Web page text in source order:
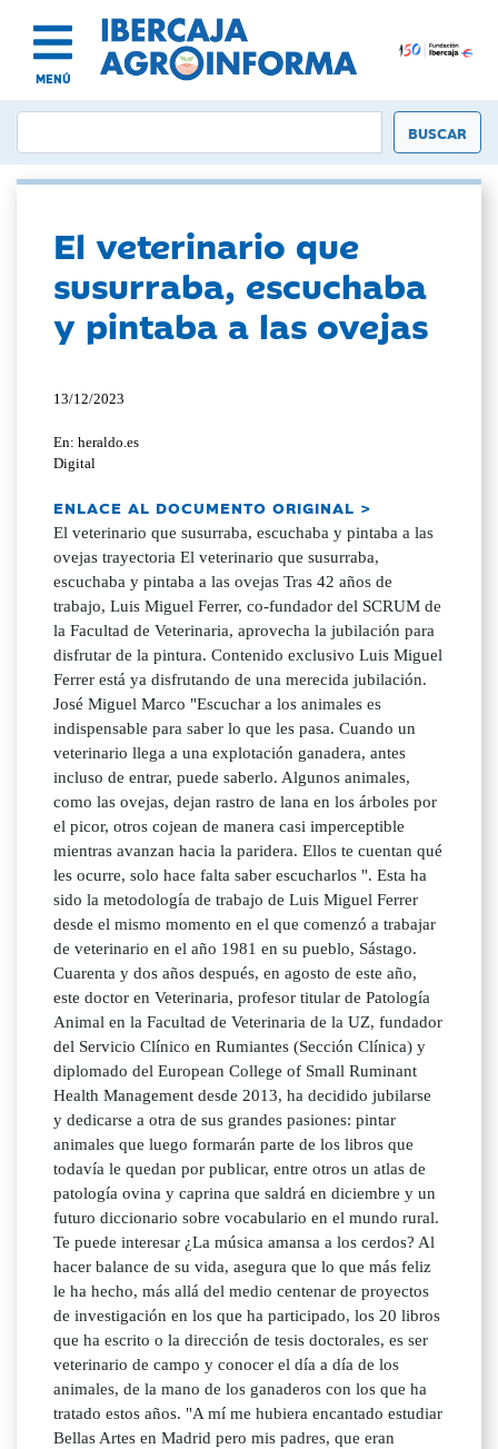
MENÚ
El veterinario que
susurraba, escuchaba
y pintaba a las ovejas
13/12/2023
En: heraldo.es
Digital
ENLACE AL DOCUMENTO ORIGINAL >
El veterinario que susurraba, escuchaba y pintaba a las
ovejas trayectoria El veterinario que susurraba,
escuchaba y pintaba a las ovejas Tras 42 años de
trabajo, Luis Miguel Ferrer, co-fundador del SCRUM de
la Facultad de Veterinaria, aprovecha la jubilación para
disfrutar de la pintura. Contenido exclusivo Luis Miguel
Ferrer está ya disfrutando de una merecida jubilación.
José Miguel Marco "Escuchar a los animales es
indispensable para saber lo que les pasa. Cuando un
veterinario llega a una explotación ganadera, antes
incluso de entrar, puede saberlo. Algunos animales,
como las ovejas, dejan rastro de lana en los árboles por
el picor, otros cojean de manera casi imperceptible
mientras avanzan hacia la paridera. Ellos te cuentan qué
les ocurre, solo hace falta saber escucharlos ". Esta ha
sido la metodología de trabajo de Luis Miguel Ferrer
desde el mismo momento en el que comenzó a trabajar
de veterinario en el año 1981 en su pueblo, Sástago.
Cuarenta y dos años después, en agosto de este año,
este doctor en Veterinaria, profesor titular de Patología
Animal en la Facultad de Veterinaria de la UZ, fundador
del Servicio Clínico en Rumiantes (Sección Clínica) y
diplomado del European College of Small Ruminant
Health Management desde 2013, ha decidido jubilarse
y dedicarse a otra de sus grandes pasiones: pintar
animales que luego formarán parte de los libros que
todavía le quedan por publicar, entre otros un atlas de
patología ovina y caprina que saldrá en diciembre y un
futuro diccionario sobre vocabulario en el mundo rural.
Te puede interesar ¿La música amansa a los cerdos? Al
hacer balance de su vida, asegura que lo que más feliz
le ha hecho, más allá del medio centenar de proyectos
de investigación en los que ha participado, los 20 libros
que ha escrito o la dirección de tesis doctorales, es ser
veterinario de campo y conocer el día a día de los
animales, de la mano de los ganaderos con los que ha
tratado estos años. "A mí me hubiera encantado estudiar
Bellas Artes en Madrid pero mis padres, que eran